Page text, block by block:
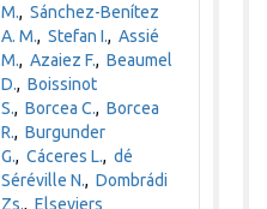
M.,Sánchez-Benítez
A. M.,Stefan I.,Assié
M.,Azaiez F.,Beaumel
D.,Boissinot
S.,Borcea C.,Borcea
R.,Burgunder
G.,Cáceres L.,dé
Séréville N.,Dombrádi
Zs.,Elseviers